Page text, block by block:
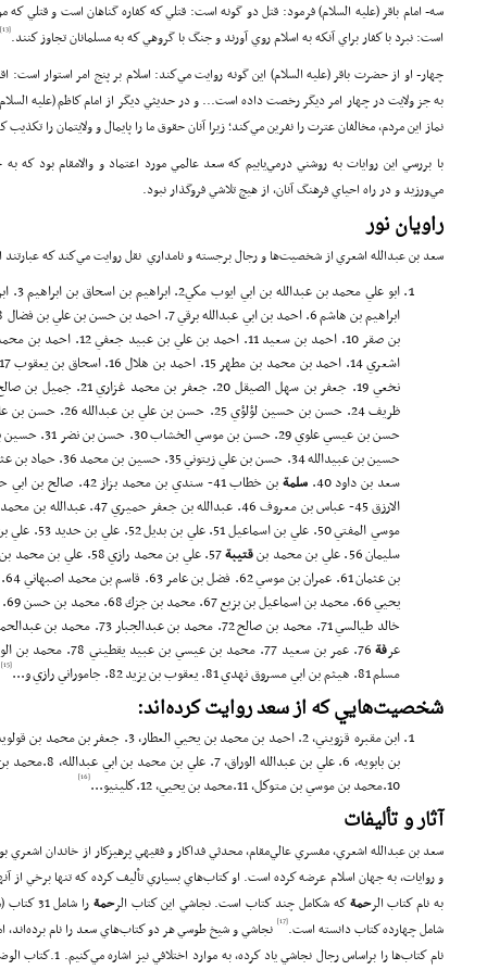
سه- امام باقر (علیه السلام) فرمود: قتل دو گونه است: قتلي كه كفاره گناهان است و قتلي
است: نبرد با كفار براي آنكه به اسلام روي آورند و جنگ با گروهي كه به مسلمانان تجاوز كنند.[13]
چهار- او از حضرت باقر (علیه السلام) اين گونه روايت مي‌كند: اسلام بر پنج امر استوار است:
به جز ولايت در چهار امر ديگر رخصت داده است... و در حديثي ديگر از امام كاظم (علیه
نماز اين مردم، مخالفان عترت را نفرين مي‌كند؛ زيرا آنان حقوق ما را پايمال و ولايتمان را تكذيب
با بررسي اين روايات به روشني درمي‌يابيم كه سعد عالمي مورد اعتماد و والامقام بود
مي‌ورزيد و در راه احياي فرهنگ آنان، از هيچ تلاشي فروگذار نبود.
راويان نور
سعد بن عبدالله اشعري از شخصيت‌ها و رجال برجسته و نامداري نقل روايت مي‌كند كه عبارتند
حسين بن عبيدالله 34. حسن بن علي زيتوني 35. حسين بن محمد 36. حماد بن عثمان 37. حماد بن يعلي 38. حمز
سعد بن داود 40.
سلمة
سليمان 56. علي بن محمد بن قتيبة
عرفة
مسلم 81. هيثم بن ابي مسروق نهدي 81. يعقوب بن يزيد 82. جاموراني رازي و...
[15]
شخصيت‌هايي كه از سعد روايت كرده‌اند:
10.محمد بن موسي بن متوكل، 11.محمد بن يحيي، 12.كلينيو... [16]
آثار و تأليفات
سعد بن عبدالله اشعري، مفسري عالي‌مقام، محدثي فداكار و فقيهي پرهيزكار از خاندان اشعري
و روايات، به جهان اسلام عرضه كرده است. او كتاب‌هاي بسياري تأليف كرده كه تنها برخي از
به نام كتاب الرحمةكه شكامل چند كتاب است. نجاشي اين كتاب الرحمة
را
شامل چهارده كتاب دانسته است.[17]
نجاشي و شيخ طوسي هر دو كتاب‌هاي سعد را نام برده‌اند،
نام كتاب‌ها را براساس رجال نجاشي ياد كرده، به موارد اختلافي نيز اشاره مي‌‌كنيم. 1.كتاب الوضو (الطهار